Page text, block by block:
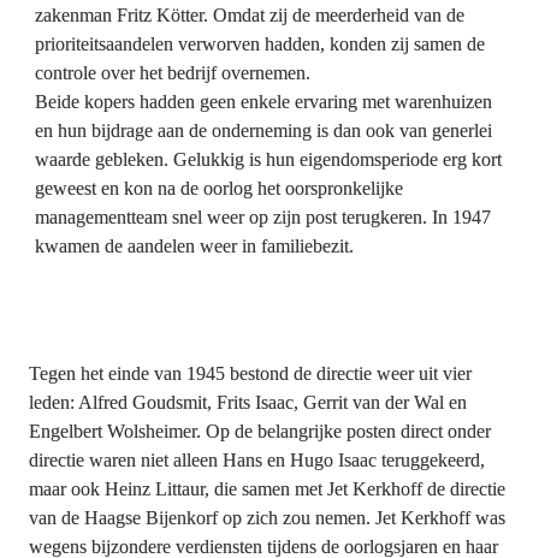
zakenman Fritz Kötter. Omdat zij de meerderheid van de
prioriteitsaandelen verworven hadden, konden zij samen de
controle over het bedrijf overnemen.
Beide kopers hadden geen enkele ervaring met warenhuizen
en hun bijdrage aan de onderneming is dan ook van generlei
waarde gebleken. Gelukkig is hun eigendomsperiode erg kort
geweest en kon na de oorlog het oorspronkelijke
managementteam snel weer op zijn post terugkeren. In 1947
kwamen de aandelen weer in familiebezit.
Tegen het einde van 1945 bestond de directie weer uit vier
leden: Alfred Goudsmit, Frits Isaac, Gerrit van der Wal en
Engelbert Wolsheimer. Op de belangrijke posten direct onder
directie waren niet alleen Hans en Hugo Isaac teruggekeerd,
maar ook Heinz Littaur, die samen met Jet Kerkhoff de directie
van de Haagse Bijenkorf op zich zou nemen. Jet Kerkhoff was
wegens bijzondere verdiensten tijdens de oorlogsjaren en haar